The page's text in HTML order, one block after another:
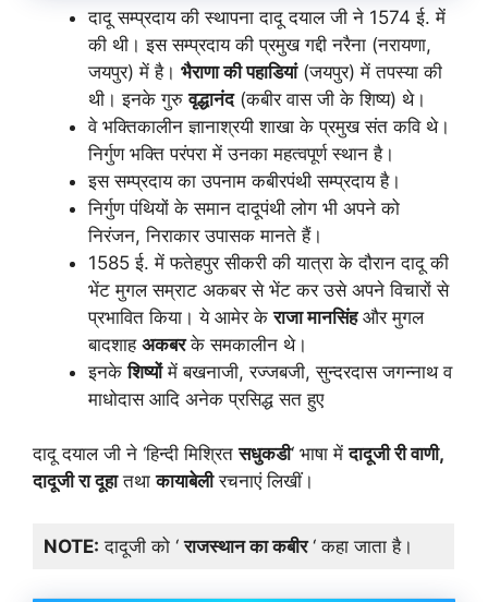
दादू सम्प्रदाय की स्थापना दादू दयाल जी ने 1574 ई. में
की थी। इस सम्प्रदाय की प्रमुख गद्दी नरैना (नरायणा,
जयपुर) में है। भैराणा की पहाडियां(जयपुर) में तपस्या की
थी। इनके गुरुवृद्धानंद(कबीर वास जी के शिष्य) थे।
वे भक्तिकालीन ज्ञानाश्रयी शाखा के प्रमुख संत कवि थे।
निर्गुण भक्ति परंपरा में उनका महत्वपूर्ण स्थान है।
इस सम्प्रदाय का उपनाम कबीरपंथी सम्प्रदाय है।
निर्गुण पंथियों के समान दादूपंथी लोग भी अपने को
निरंजन, निराकार उपासक मानते हैं।
1585 ई. में फतेहपुर सीकरी की यात्रा के दौरान दादू की
भेंट मुगल सम्राट अकबर से भेंट कर उसे अपने विचारों से
प्रभावित किया। ये आमेर केराजा मानसिंहऔर मुगल
बादशाह अकबरके समकालीन थे।
इनकेशिष्योंमें बखनाजी, रज्जबजी, सुन्दरदास जगन्नाथ व
माधोदास आदि अनेक प्रसिद्ध सत हुए
दादू दयाल जी ने ‘हिन्दी मिश्रितसधुकडी‘ भाषा मेंदादूजी री वाणी,
दादूजी रा दूहातथाकायाबेलीरचनाएं लिखीं।
NOTE: दादूजी को ‘राजस्थान का कबीर‘ कहा जाता है।